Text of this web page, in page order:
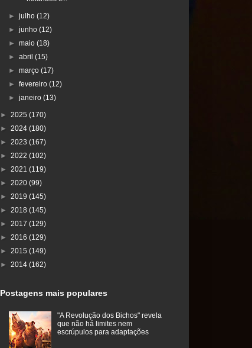
►julho(12)
►junho(12)
►maio(18)
►abril(15)
►março(17)
►fevereiro(12)
►janeiro(13)
► 2025 (170)
► 2024 (180)
► 2023 (167)
► 2022 (102)
► 2021 (119)
► 2020 (99)
► 2019 (145)
► 2018 (145)
► 2017 (129)
► 2016 (129)
► 2015 (149)
► 2014 (162)
Postagens mais populares
"A Revolução dos Bichos" revela
que não há limites nem
escrúpulos para adaptações